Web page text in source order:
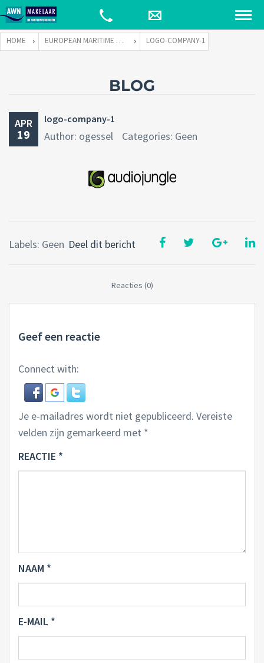
HOME EUROPEAN MARITIME CERTIFICATION INSTITUTE LOGO-COMPANY-1
BLOG
APR
19
logo-company-1
Author: ogessel Categories: Geen
Deel dit bericht
Labels: Geen
Reacties (0)
Geef een reactie
Connect with:
Je e-mailadres wordt niet gepubliceerd. Vereiste
velden zijn gemarkeerd met *
REACTIE *
NAAM *
E-MAIL *